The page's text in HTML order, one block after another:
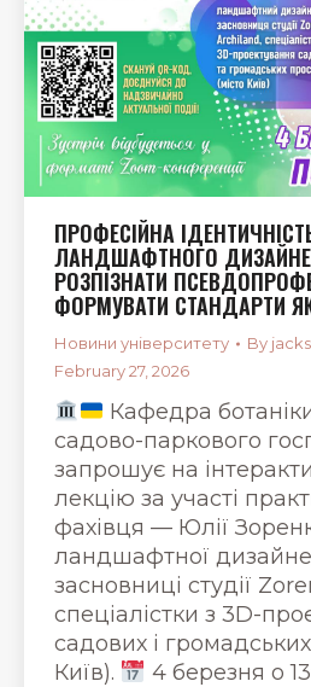
ПРОФЕСІЙНА
ЛАНДШАФТНОГО
РОЗПІЗНАТИ
ФОРМУВАТИ СТАНДАРТИ
Новини університету By
February 27, 2026
Кафедра
садово-паркового
запрошує на
лекцію за участі
фахівця — Юлії
ландшафтної
засновниці студії
спеціалістки з 3D-
садових і
Київ).
4 березня о